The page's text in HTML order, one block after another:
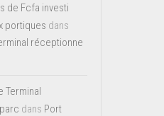
de Fcfa investi
portiques dans
réceptionne
Terminal
dans Port